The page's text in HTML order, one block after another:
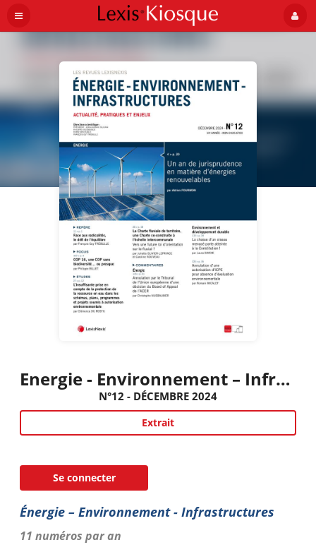
Energie - Environnement – Infrastructures
N°12 - DÉCEMBRE 2024
Extrait
Se connecter
Énergie – Environnement - Infrastructures
11 numéros par an